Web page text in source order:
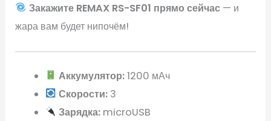
Закажите REMAX RS-SF01 прямо сейчас— и
жара вам будет нипочём!
Аккумулятор:1200 мАч
Скорости: 3
Зарядка: microUSB